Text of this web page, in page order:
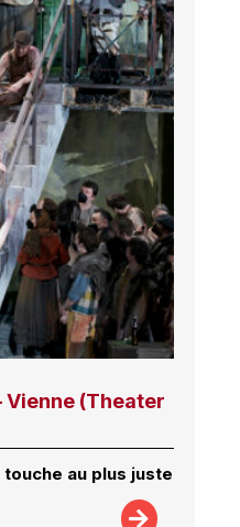
Vienne (Theater
au plus juste